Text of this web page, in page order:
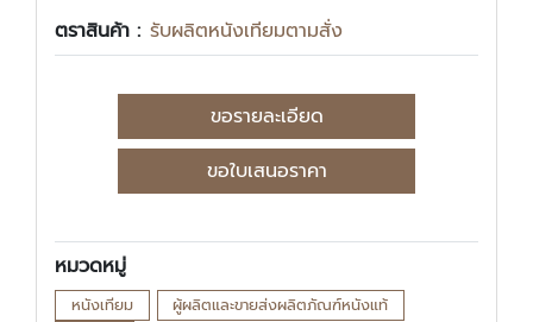
ตราสินค้า : รับผลิตหนังเทียมตามสั่ง
ขอรายละเอียด
ขอใบเสนอราคา
หมวดหมู่
หนังเทียม
ผู้ผลิตและขายส่งผลิตภัณฑ์หนังแท้